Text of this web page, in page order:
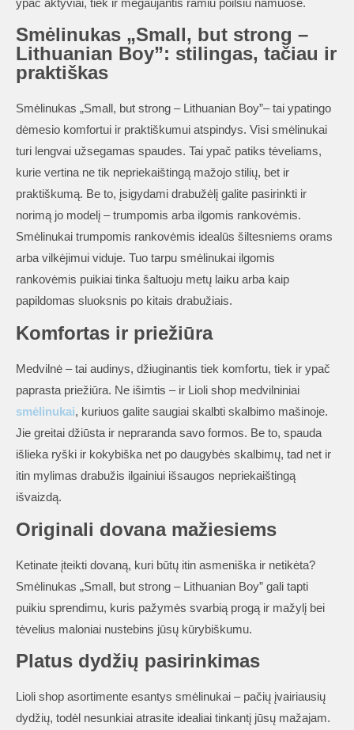
ypač aktyviai, tiek ir mėgaujantis ramiu poilsiu namuose.
Smėlinukas „Small, but strong –
Lithuanian Boy”: stilingas, tačiau ir
praktiškas
Smėlinukas „Small, but strong – Lithuanian Boy”– tai ypatingo
dėmesio komfortui ir praktiškumui atspindys. Visi smėlinukai
turi lengvai užsegamas spaudes. Tai ypač patiks tėveliams,
kurie vertina ne tik nepriekaištingą mažojo stilių, bet ir
praktiškumą. Be to, įsigydami drabužėlį galite pasirinkti ir
norimą jo modelį – trumpomis arba ilgomis rankovėmis.
Smėlinukai trumpomis rankovėmis idealūs šiltesniems orams
arba vilkėjimui viduje. Tuo tarpu smėlinukai ilgomis
rankovėmis puikiai tinka šaltuoju metų laiku arba kaip
papildomas sluoksnis po kitais drabužiais.
Komfortas ir priežiūra
Medvilnė – tai audinys, džiuginantis tiek komfortu, tiek ir ypač
paprasta priežiūra. Ne išimtis – ir Lioli shop medvilniniai
smėlinukai, kuriuos galite saugiai skalbti skalbimo mašinoje.
Jie greitai džiūsta ir nepraranda savo formos. Be to, spauda
išlieka ryški ir kokybiška net po daugybės skalbimų, tad net ir
itin mylimas drabužis ilgainiui išsaugos nepriekaištingą
išvaizdą.
Originali dovana mažiesiems
Ketinate įteikti dovaną, kuri būtų itin asmeniška ir netikėta?
Smėlinukas „Small, but strong – Lithuanian Boy” gali tapti
puikiu sprendimu, kuris pažymės svarbią progą ir mažylį bei
tėvelius maloniai nustebins jūsų kūrybiškumu.
Platus dydžių pasirinkimas
Lioli shop asortimente esantys smėlinukai – pačių įvairiausių
dydžių, todėl nesunkiai atrasite idealiai tinkantį jūsų mažajam.